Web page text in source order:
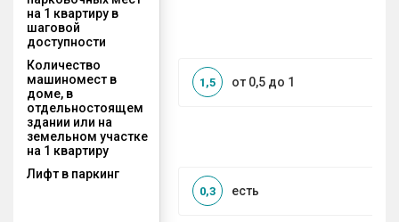
на 1 квартиру в
шаговой
доступности
Количество
машиномест в
доме, в
отдельностоящем
здании или на
земельном участке
на 1 квартиру
от 0,5 до 1
1,5
Лифт в паркинг
есть
0,3